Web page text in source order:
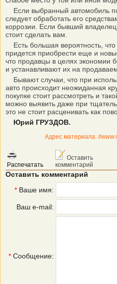
Если выбранный автомобиль
следует обработать его
коррозии. Если бывший
стоит сделать вам.
Есть большая вероятность, что
придется приобрести еще и
что продавцы в целях экономии
и устанавливают их на
Бывают случаи, что при
авто происходит неожиданная
покупке стоит рассмотреть и
можно выявить даже при
это не стоит расценивать как
Юрий ГРУЗДОВ.
Адрес материала: //
Распечатать
Оставить
комментарий
Оставить комментарий
* Ваше имя:
Ваш e-mail:
* Сообщение: